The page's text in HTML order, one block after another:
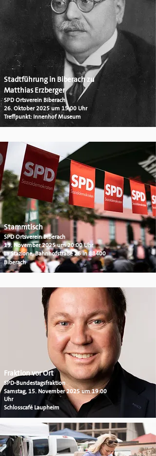
Stadtführung in Biberach zu
Matthias Erzberger
SPD Ortsverein Biberach
26. Oktober 2025 um 15:00 Uhr
Treffpunkt: Innenhof Museum
Stammtisch
SPD Ortsverein Biberach
13. November 2025 um 20:00 Uhr
La Stazione, Bahnhofstraße 26 in 88400
Biberach
Fraktion vor Ort
SPD-Bundestagsfraktion
Samstag, 15. November 2025 um 19:00
Uhr
Schlosscafé Laupheim